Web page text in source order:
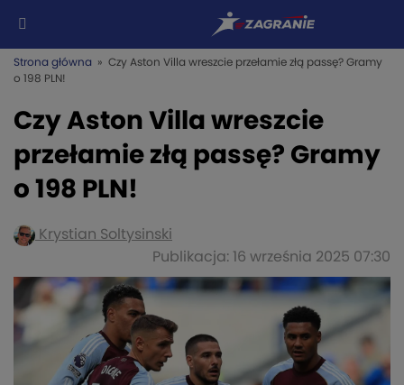
Strona główna » Czy Aston Villa wreszcie przełamie złą passę? Gramy
o 198 PLN!
Czy Aston Villa wreszcie
przełamie złą passę? Gramy
o 198 PLN!
Krystian Soltysinski
Publikacja: 16 września 2025 07:30